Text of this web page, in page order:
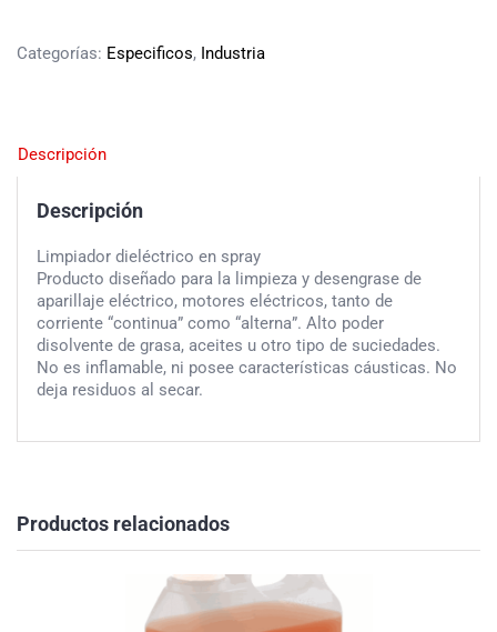
Categorías: Especificos, Industria
Descripción
Descripción
Limpiador dieléctrico en spray
Producto diseñado para la limpieza y desengrase de
aparillaje eléctrico, motores eléctricos, tanto de
corriente “continua” como “alterna”. Alto poder
disolvente de grasa, aceites u otro tipo de suciedades.
No es inflamable, ni posee características cáusticas. No
deja residuos al secar.
Productos relacionados